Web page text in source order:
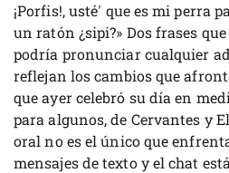
¡Porfis!, usté' que es mi perra
un ratón ¿sipi?» Dos frases
podría pronunciar cualquier
reflejan los cambios que
que ayer celebró su día en
para algunos, de Cervantes y
oral no es el único que
mensajes de texto y el chat